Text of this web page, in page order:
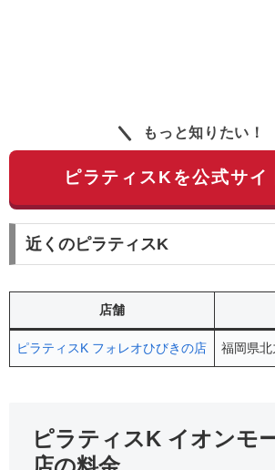
もっと知りたい！
ピラティスKを公式サイ
近くのピラティスK
店舗
ピラティスK フォレオひびきの店 福岡県
ピラティスK イオンモ